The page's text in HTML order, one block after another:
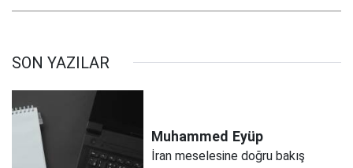
SON YAZILAR
Muhammed Eyüp
İran meselesine doğru bakış